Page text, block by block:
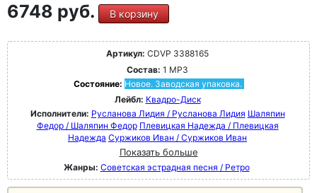
6748 руб. В корзину
Артикул: CDVP 3388165
Состав: 1 MP3
Состояние: Новое. Заводская упаковка.
Лейбл: Квадро-Диск
Исполнители: Русланова Лидия / Русланова Лидия Шаляпин
Федор / Шаляпин Федор Плевицкая Надежда / Плевицкая
Надежда Суржиков Иван / Суржиков Иван
Показать больше
Жанры: Советская эстрадная песня / Ретро